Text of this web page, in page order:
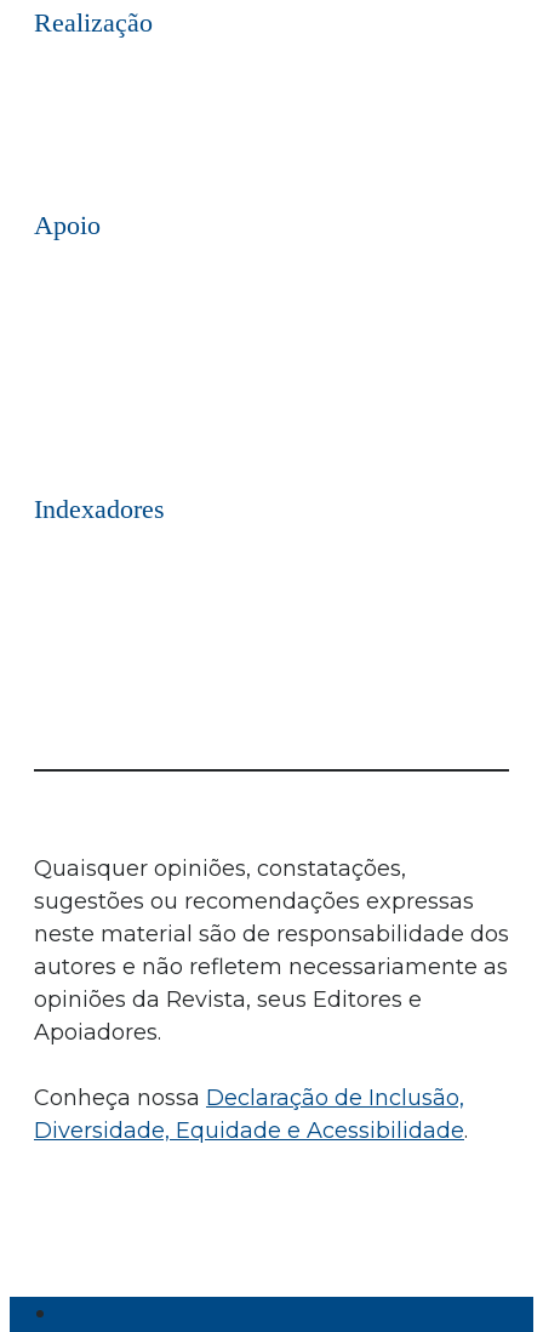
Realização
Apoio
Indexadores
Quaisquer opiniões, constatações,
sugestões ou recomendações expressas
neste material são de responsabilidade dos
autores e não refletem necessariamente as
opiniões da Revista, seus Editores e
Apoiadores.
Conheça nossa Declaração de Inclusão,
Diversidade, Equidade e Acessibilidade.